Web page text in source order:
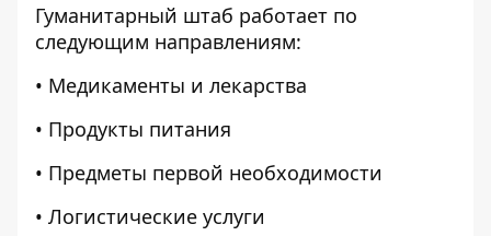
Гуманитарный штаб работает по
следующим направлениям:
• Медикаменты и лекарства
• Продукты питания
• Предметы первой необходимости
• Логистические услуги